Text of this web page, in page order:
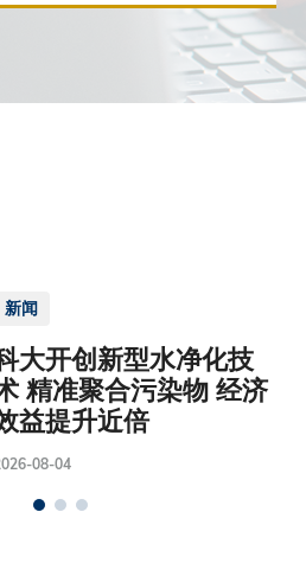
新闻
大开创新型水净化技
精准聚合污染物 经济
益提升近倍
08-04